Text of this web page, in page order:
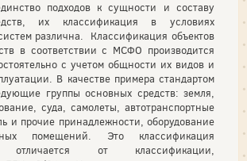
подходов к сущности и составу
их классификация в условиях
различна. Классификация объектов
в соответствии с МСФО производится
с учетом общности их видов и
В качестве примера стандартом
группы основных средств: земля,
суда, самолеты, автотранспортные
и прочие принадлежности, оборудование
помещений. Это классификация
отличается от классификации,